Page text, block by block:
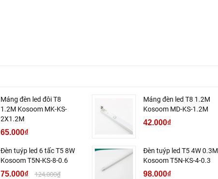
Máng đèn led đôi T8
1.2M Kosoom MK-KS-
2X1.2M
65.000₫
Máng đèn led T8 1.2M
Kosoom MD-KS-1.2M
42.000₫
Đèn tuýp led 6 tấc T5 8W
Kosoom T5N-KS-8-0.6
75.000₫ 124.000₫
Đèn tuýp led T5 4W 0.3M
Kosoom T5N-KS-4-0.3
98.000₫